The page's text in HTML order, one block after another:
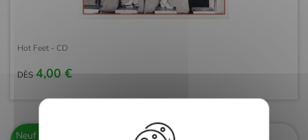
Hot Feet - CD
DÈS 4,00 €
Neuf